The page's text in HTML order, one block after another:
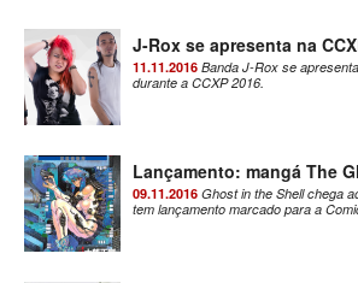
J-Rox se apresenta na
11.11.2016 Banda J-Rox se
durante a CCXP 2016.
Lançamento: mangá The
09.11.2016 Ghost in the Shell chega
tem lançamento marcado para a